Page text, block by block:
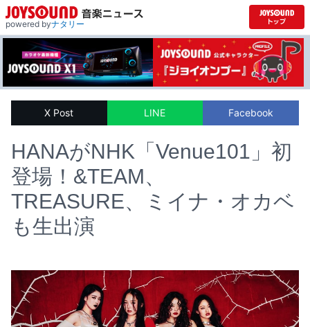
powered byナタリー
X Post LINE Facebook
HANAがNHK「Venue101」初
登場！&TEAM、
TREASURE、ミイナ・オカベ
も生出演